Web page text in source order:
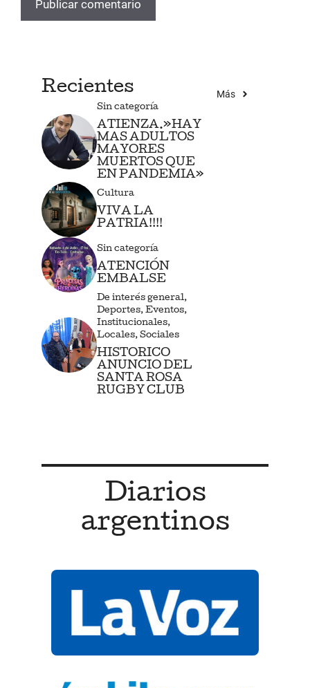
Recientes Más
Sin categoría
ATIENZA.»HAY
MAS ADULTOS
MAYORES
MUERTOS QUE
EN PANDEMIA»
Cultura
VIVA LA
PATRIA!!!!
Sin categoría
ATENCIÓN
EMBALSE
De interés general,
Deportes, Eventos,
Institucionales,
Locales, Sociales
HISTORICO
ANUNCIO DEL
SANTA ROSA
RUGBY CLUB
Diarios
argentinos